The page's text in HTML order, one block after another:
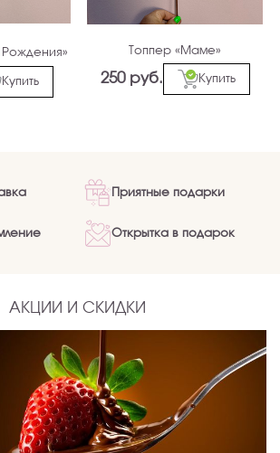
Рождения»
Купить
Топпер «Маме»
250 руб. Купить
Приятные подарки
Открытка в подарок
АКЦИИ И СКИДКИ